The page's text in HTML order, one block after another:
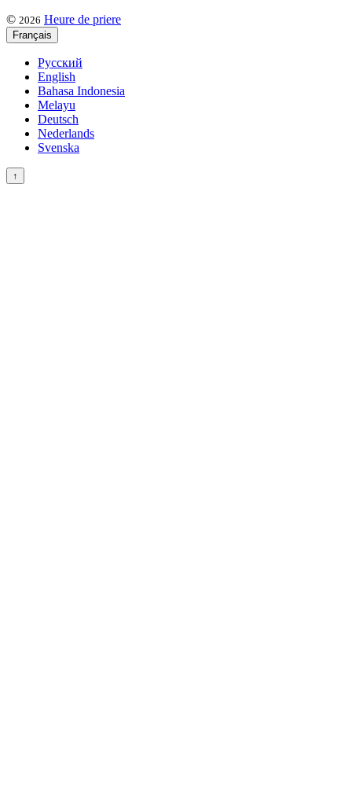
© 2026 Heure de priere
Français
Русский
English
Bahasa Indonesia
Melayu
Deutsch
Nederlands
Svenska
↑